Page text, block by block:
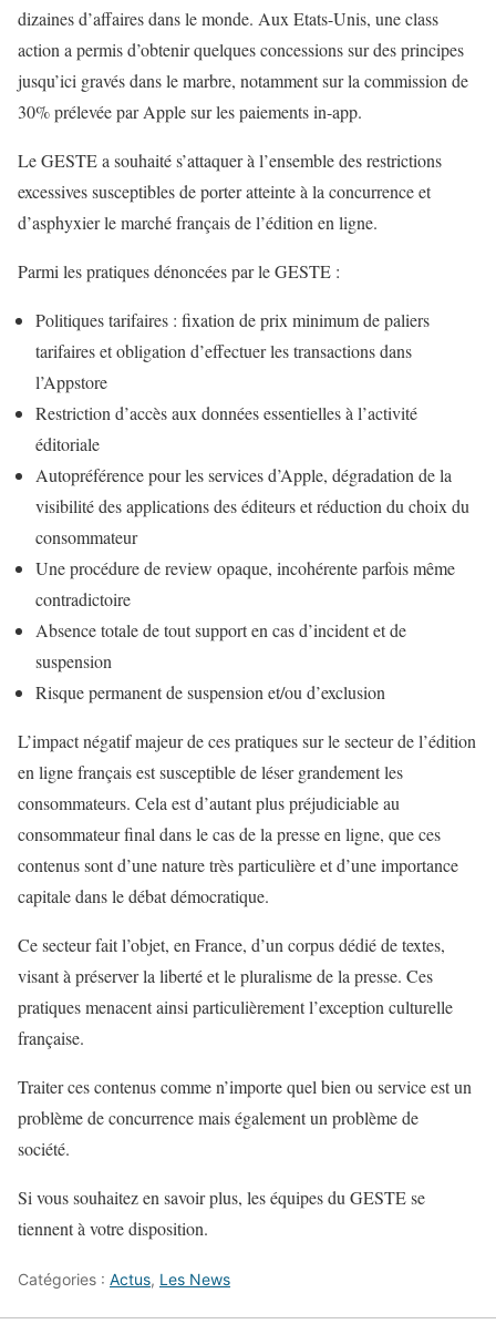
dizaines d’affaires dans le monde. Aux Etats-Unis, une class
action a permis d’obtenir quelques concessions sur des principes
jusqu’ici gravés dans le marbre, notamment sur la commission de
30% prélevée par Apple sur les paiements in-app.
Le GESTE a souhaité s’attaquer à l’ensemble des restrictions
excessives susceptibles de porter atteinte à la concurrence et
d’asphyxier le marché français de l’édition en ligne.
Parmi les pratiques dénoncées par le GESTE :
Politiques tarifaires : fixation de prix minimum de paliers
tarifaires et obligation d’effectuer les transactions dans
l’Appstore
Restriction d’accès aux données essentielles à l’activité
éditoriale
Autopréférence pour les services d’Apple, dégradation de la
visibilité des applications des éditeurs et réduction du choix du
consommateur
Une procédure de review opaque, incohérente parfois même
contradictoire
Absence totale de tout support en cas d’incident et de
suspension
Risque permanent de suspension et/ou d’exclusion
L’impact négatif majeur de ces pratiques sur le secteur de l’édition
en ligne français est susceptible de léser grandement les
consommateurs. Cela est d’autant plus préjudiciable au
consommateur final dans le cas de la presse en ligne, que ces
contenus sont d’une nature très particulière et d’une importance
capitale dans le débat démocratique.
Ce secteur fait l’objet, en France, d’un corpus dédié de textes,
visant à préserver la liberté et le pluralisme de la presse. Ces
pratiques menacent ainsi particulièrement l’exception culturelle
française.
Traiter ces contenus comme n’importe quel bien ou service est un
problème de concurrence mais également un problème de
société.
Si vous souhaitez en savoir plus, les équipes du GESTE se
tiennent à votre disposition.
Catégories : Actus, Les News